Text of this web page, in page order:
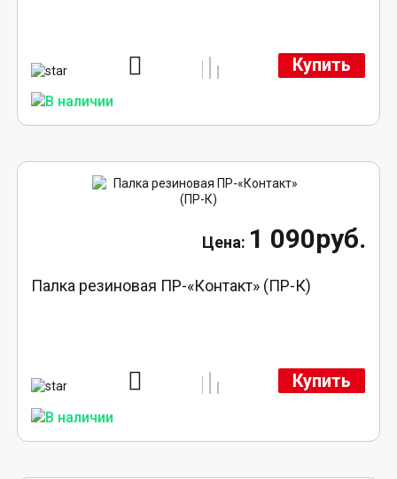
Купить
1 090руб.
Палка резиновая ПР-«Контакт» (ПР-К)
Купить